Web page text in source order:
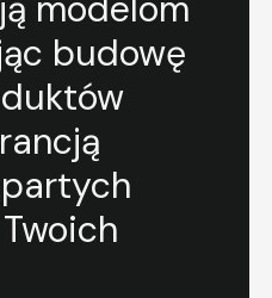
budowę